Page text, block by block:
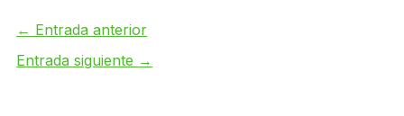
← Entrada anterior
Entrada siguiente →